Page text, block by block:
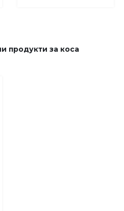
продукти за коса